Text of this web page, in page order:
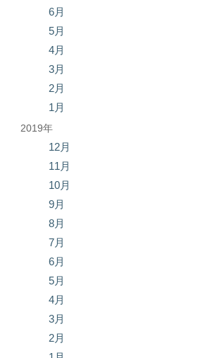
6月
5月
4月
3月
2月
1月
2019年
12月
11月
10月
9月
8月
7月
6月
5月
4月
3月
2月